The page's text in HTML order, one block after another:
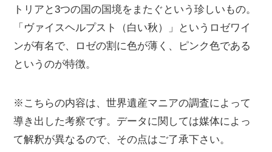
トリアと3つの国の国境をまたぐという珍しいもの。
「ヴァイスヘルプスト（白い秋）」というロゼワイ
ンが有名で、ロゼの割に色が薄く、ピンク色である
というのが特徴。
※こちらの内容は、世界遺産マニアの調査によって
導き出した考察です。データに関しては媒体によっ
て解釈が異なるので、その点はご了承下さい。